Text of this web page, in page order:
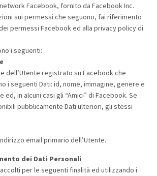
Facebook, fornito da Facebook Inc.
sui permessi che seguono, fai riferimento
permessi Facebook ed alla privacy policy di
i seguenti:
dell’Utente registrato su Facebook che
i seguenti Dati: id, nome, immagine, genere e
ed, in alcuni casi gli “Amici” di Facebook. Se
pubblicamente Dati ulteriori, gli stessi
email primario dell’Utente.
dei Dati Personali
per le seguenti finalità ed utilizzando i